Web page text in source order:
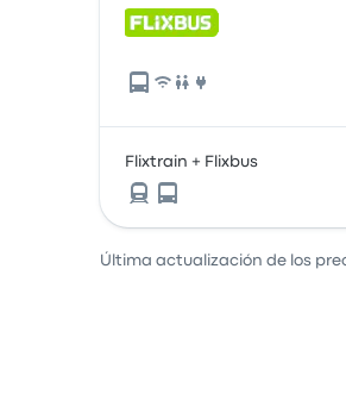
Flixtrain + Flixbus
Última actualización de los